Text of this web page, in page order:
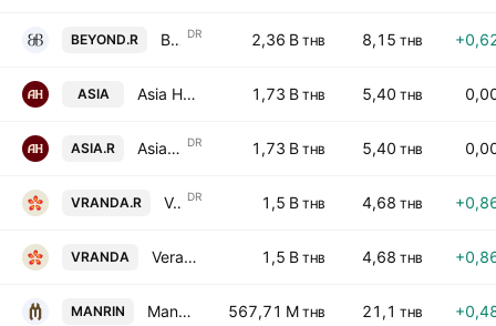
BEYOND.R Bound And Beyond Public Company Limited NVDR DR 2,36 B THB 8,15 THB
ASIA Asia Hotel Public Co., Ltd. 1,73 B THB 5,40 THB
ASIA.R Asia Hotel Public Co., Ltd. NVDR DR 1,73 B THB 5,40 THB
VRANDA.R Veranda Resort Public Co., Ltd. NVDR DR 1,5 B THB 4,68 THB
VRANDA Veranda Resort Public Co., Ltd. 1,5 B THB 4,68 THB
MANRIN Mandarin Hotel Public Company Limited 567,71 M THB 21,1 THB